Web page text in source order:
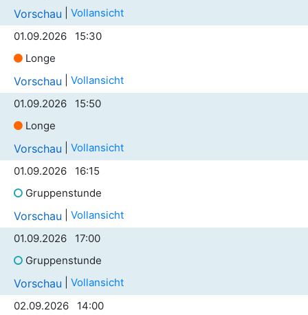
Vorschau
Vollansicht
01.09.2026 15:30
Longe
Vorschau
Vollansicht
01.09.2026 15:50
Longe
Vorschau
Vollansicht
01.09.2026 16:15
Gruppenstunde
Vorschau
Vollansicht
01.09.2026 17:00
Gruppenstunde
Vorschau
Vollansicht
02.09.2026 14:00